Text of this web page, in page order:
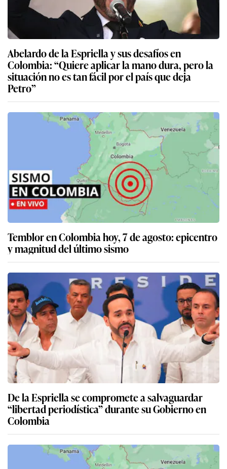
Abelardo de la Espriella y sus desafíos en
Colombia: “Quiere aplicar la mano dura, pero la
situación no es tan fácil por el país que deja
Petro”
Temblor en Colombia hoy, 7 de agosto: epicentro
y magnitud del último sismo
De la Espriella se compromete a salvaguardar
“libertad periodística” durante su Gobierno en
Colombia